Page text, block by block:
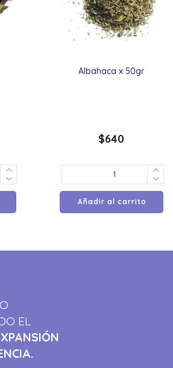
Albahaca x 50gr
$640
Añadir al carrito
EL